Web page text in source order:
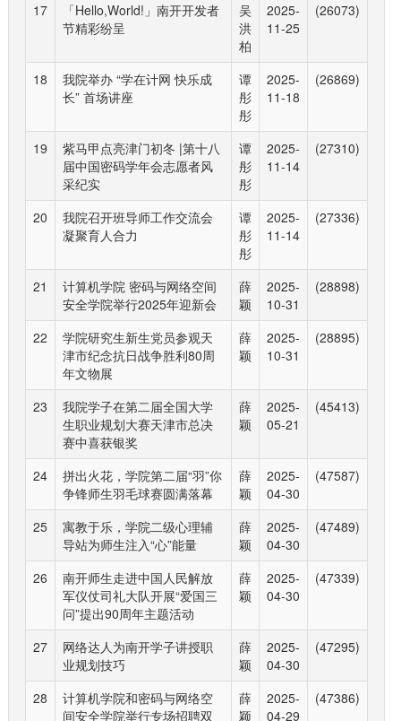
17
「Hello,World!」南开开发者
节精彩纷呈
吴
洪
柏
2025-
11-25
(26073)
18
我院举办 “学在计网 快乐成
长” 首场讲座
谭
彤
彤
2025-
11-18
(26869)
19
紫马甲点亮津门初冬 |第十八
届中国密码学年会志愿者风
采纪实
谭
彤
彤
2025-
11-14
(27310)
20
我院召开班导师工作交流会
凝聚育人合力
谭
彤
彤
2025-
11-14
(27336)
21
计算机学院 密码与网络空间
安全学院举行2025年迎新会
薛
颖
2025-
10-31
(28898)
22
学院研究生新生党员参观天
津市纪念抗日战争胜利80周
年文物展
薛
颖
2025-
10-31
(28895)
23
我院学子在第二届全国大学
生职业规划大赛天津市总决
赛中喜获银奖
薛
颖
2025-
05-21
(45413)
24
拼出火花，学院第二届“羽”你
争锋师生羽毛球赛圆满落幕
薛
颖
2025-
04-30
(47587)
25
寓教于乐，学院二级心理辅
导站为师生注入“心”能量
薛
颖
2025-
04-30
(47489)
26
南开师生走进中国人民解放
军仪仗司礼大队开展“爱国三
问”提出90周年主题活动
薛
颖
2025-
04-30
(47339)
27
网络达人为南开学子讲授职
业规划技巧
薛
颖
2025-
04-30
(47295)
28
计算机学院和密码与网络空
间安全学院举行专场招聘双
薛
颖
2025-
04-29
(47386)